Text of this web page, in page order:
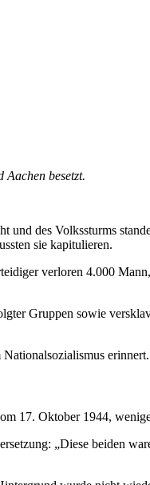
besetzt.
und des Volkssturms
sie kapitulieren.
verloren 4.000
Gruppen sowie
erinnert.
17. Oktober 1944,
„Diese beiden